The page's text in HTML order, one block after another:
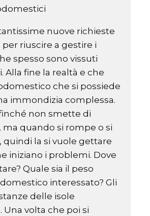
nuove richieste
riuscire a gestire i
spesso sono vissuti
Alla fine la realtà e che
che si possiede
immondizia complessa.
non smette di
ma quando si rompe o si
quindi la si vuole gettare
iniziano i problemi. Dove
Quale sia il peso
interessato? Gli
delle isole
Una volta che poi si